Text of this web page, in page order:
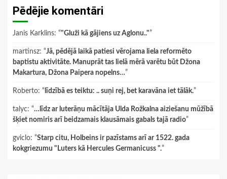
Pēdējie komentāri
Janis Karklins: “"Gluži kā gājiens uz Aglonu.."”
martinsz: “Jā, pēdējā laikā patiesi vērojama liela reformēto
baptistu aktivitāte. Manuprāt tas lielā mērā varētu būt Džona
Makartura, Džona Paipera nopelns…”
Roberto: “ līdzībā es teiktu: .. suņi rej, bet karavāna iet tālāk.”
talyc: “…līdz ar luterāņu mācītāja Ulda Rožkalna aiziešanu mūžībā
šķiet nomiris arī beidzamais klausāmais gabals tajā radio”
gviclo: “Starp citu, Holbeins ir pazīstams arī ar 1522. gada
kokgriezumu "Luters kā Hercules Germanicuss ".”